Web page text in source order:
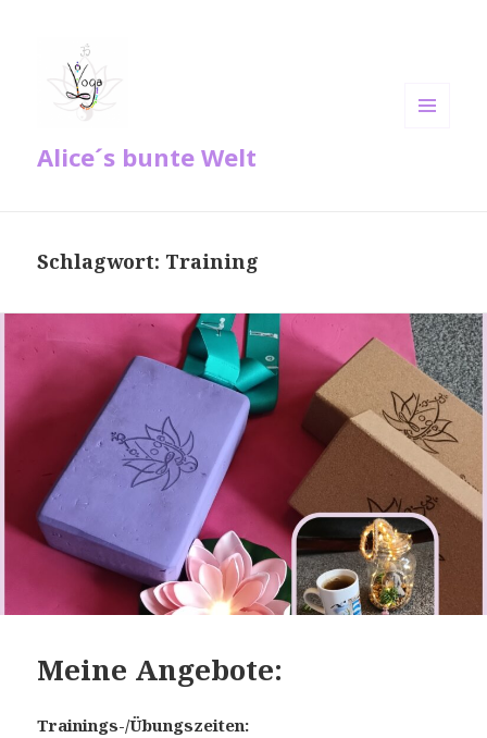
Alice´s bunte Welt
Schlagwort: Training
Meine Angebote:
Trainings-/Übungszeiten: